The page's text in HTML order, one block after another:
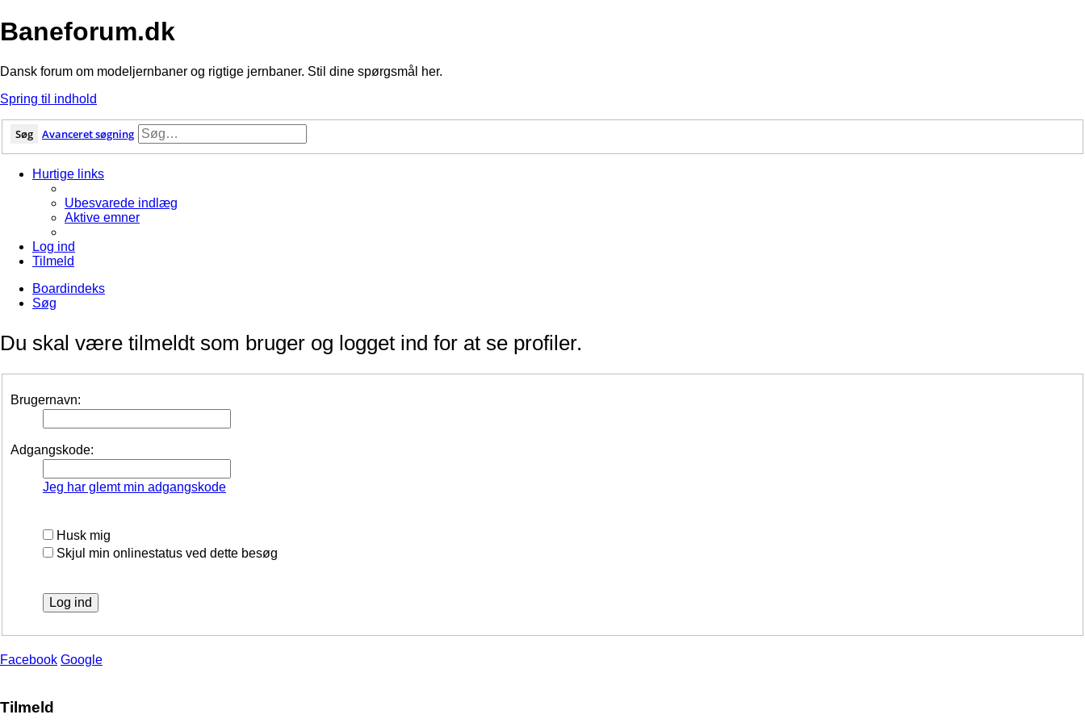
Baneforum.dk
Dansk forum om modeljernbaner og rigtige jernbaner. Stil dine spørgsmål her.
Spring til indhold
Søg Avanceret søgning
Hurtige links
Ubesvarede indlæg
Aktive emner
Log ind
Tilmeld
Boardindeks
Søg
Du skal være tilmeldt som bruger og logget ind for at se profiler.
Brugernavn:
Adgangskode:
Jeg har glemt min adgangskode
Husk mig
Skjul min onlinestatus ved dette besøg
Facebook Google
Tilmeld